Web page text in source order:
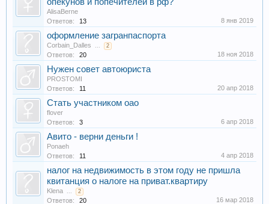
AlisaBerne
Ответов:
13 8 янв 2019
оформление загранпаспорта
Corbain_Dalles ... 2
Ответов: 20 18 ноя 2018
Нужен совет автоюриста
PROSTOMI
Ответов:
11 20 апр 2018
Стать участником оао
flover
Ответов:
3 6 апр 2018
Авито - верни деньги !
Ponaeh
Ответов:
11 4 апр 2018
налог на недвижимость в этом году не пришла
квитанция о налоге на приват.квартиру
Klena ... 2
Ответов: 20 16 мар 2018